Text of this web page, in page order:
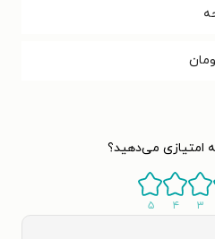
امتیازی می‌دهید؟
۳ ۴ ۵